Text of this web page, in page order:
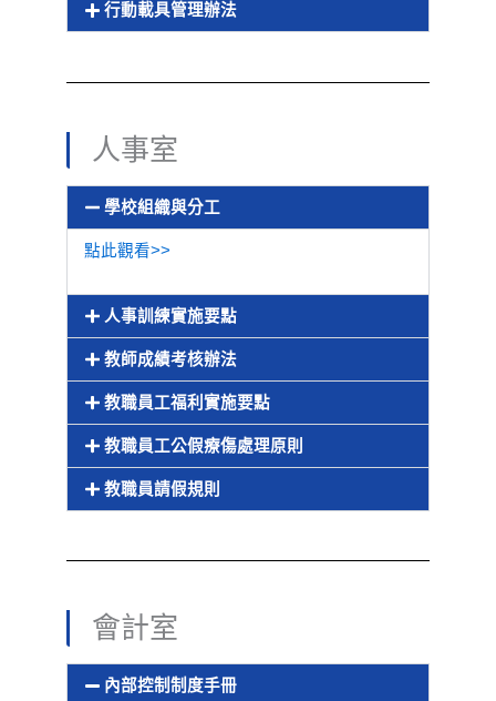
行動載具管理辦法
人事室
學校組織與分工
點此觀看>>
人事訓練實施要點
教師成績考核辦法
教職員工福利實施要點
教職員工公假療傷處理原則
教職員請假規則
會計室
內部控制制度手冊